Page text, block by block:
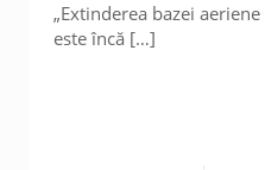
„Extinderea bazei
este încă […]